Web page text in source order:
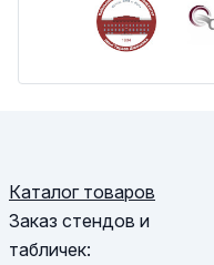
Каталог товаров
Заказ стендов и
табличек: